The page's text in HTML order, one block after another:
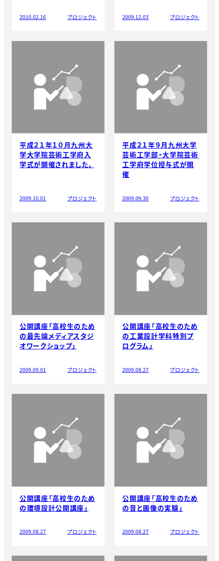
2010.02.16 プロジェクト 2009.12.03 プロジェクト
平成２１年１０月九州大
学大学院芸術工学府入
学式が開催されました。
2009.10.01 プロジェクト
平成２１年９月九州大学
芸術工学部・大学院芸術
工学府学位授与式が開
催
2009.09.30 プロジェクト
公開講座「高校生のため
の最先端メディアスタジ
オワークショップ」
2009.09.01 プロジェクト
公開講座「高校生のため
の工業設計学科特別プ
ログラム」
2009.08.27 プロジェクト
公開講座「高校生のため
の環境設計公開講座」
2009.08.27 プロジェクト
公開講座「高校生のため
の音と画像の実験」
2009.08.27 プロジェクト